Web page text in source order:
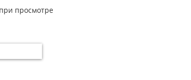
просмотре